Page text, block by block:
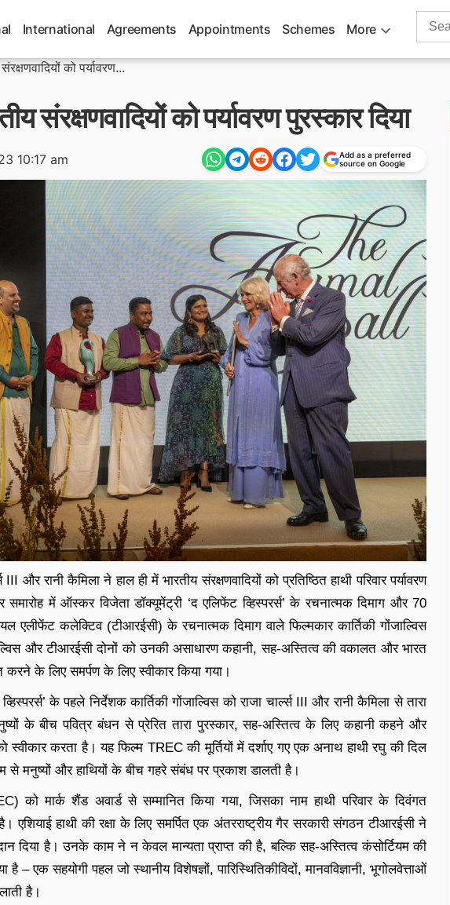
International Agreements Appointments Schemes More
Search
को पर्यावरण...
संरक्षणवादियों को पर्यावरण पुरस्कार दिया
10:17 am
Add as a preferred
source on Google
और रानी कैमिला ने हाल ही में भारतीय संरक्षणवादियों को प्रतिष्ठित हाथी परिवार पर्यावरण
समारोह में ऑस्कर विजेता डॉक्यूमेंट्री ‘द एलिफेंट व्हिस्परर्स’ के रचनात्मक दिमाग और 70
एलीफेंट कलेक्टिव (टीआरईसी) के रचनात्मक दिमाग वाले फिल्मकार कार्तिकी गोंजाल्विस
और टीआरईसी दोनों को उनकी असाधारण कहानी, सह-अस्तित्व की वकालत और भारत
करने के लिए समर्पण के लिए स्वीकार किया गया।
के पहले निर्देशक कार्तिकी गोंजाल्विस को राजा चार्ल्स III और रानी कैमिला से तारा
के बीच पवित्र बंधन से प्रेरित तारा पुरस्कार, सह-अस्तित्व के लिए कहानी कहने और
स्वीकार करता है। यह फिल्म TREC की मूर्तियों में दर्शाए गए एक अनाथ हाथी रघु की दिल
से मनुष्यों और हाथियों के बीच गहरे संबंध पर प्रकाश डालती है।
को मार्क शैंड अवार्ड से सम्मानित किया गया, जिसका नाम हाथी परिवार के दिवंगत
एशियाई हाथी की रक्षा के लिए समर्पित एक अंतरराष्ट्रीय गैर सरकारी संगठन टीआरईसी ने
दिया है। उनके काम ने न केवल मान्यता प्राप्त की है, बल्कि सह-अस्तित्व कंसोर्टियम की
है – एक सहयोगी पहल जो स्थानीय विशेषज्ञों, पारिस्थितिकीविदों, मानवविज्ञानी, भूगोलवेत्ताओं
है।